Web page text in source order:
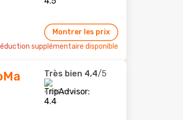
Montrer les prix
supplémentaire disponible
Très bien 4,4/5
4 582 avis